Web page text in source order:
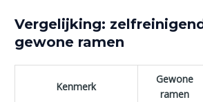
Vergelijking:
gewone ramen
Kenmerk
Gewone
ramen